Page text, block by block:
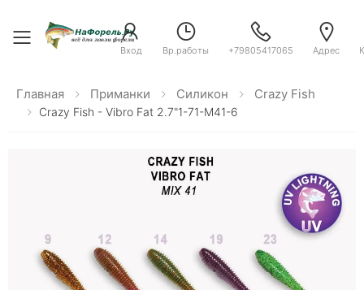
Toggle menu
Вход Вр.работы +79805417065 Адрес
Главная Приманки Силикон Crazy Fish
Crazy Fish - Vibro Fat 2.7"1-71-M41-6